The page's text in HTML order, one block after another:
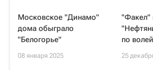
Московское "Динамо"
дома обыграло
"Белогорье"
08 января 2025
"Факел"
по
25